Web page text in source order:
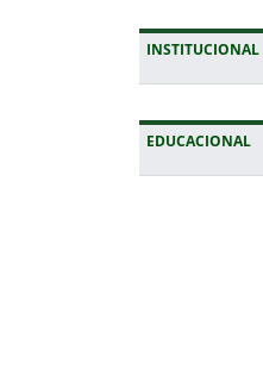
INSTITUCIONAL
EDUCACIONAL